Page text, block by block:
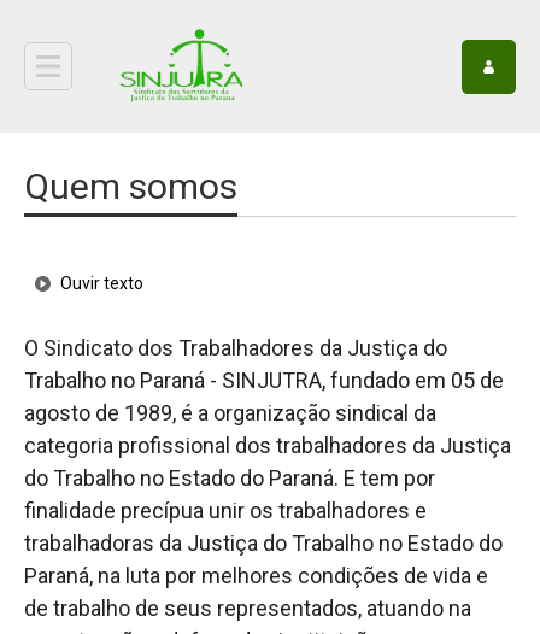
Quem somos
Ouvir texto
O Sindicato dos Trabalhadores da Justiça do
Trabalho no Paraná - SINJUTRA, fundado em 05 de
agosto de 1989, é a organização sindical da
categoria profissional dos trabalhadores da Justiça
do Trabalho no Estado do Paraná. E tem por
finalidade precípua unir os trabalhadores e
trabalhadoras da Justiça do Trabalho no Estado do
Paraná, na luta por melhores condições de vida e
de trabalho de seus representados, atuando na